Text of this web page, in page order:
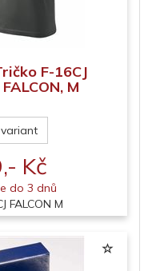
F-16CJ
M
Kč
do 3 dnů
FALCON M